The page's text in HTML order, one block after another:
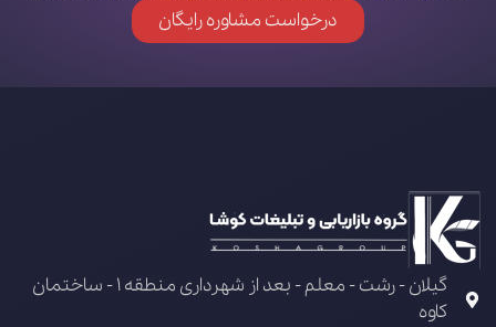
درخواست مشاوره رایگان
گیلان - رشت - معلم - بعد از شهرداری منطقه 1 - ساختمان
کاوه